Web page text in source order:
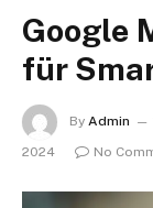
Google
für
By Admin
2024
No